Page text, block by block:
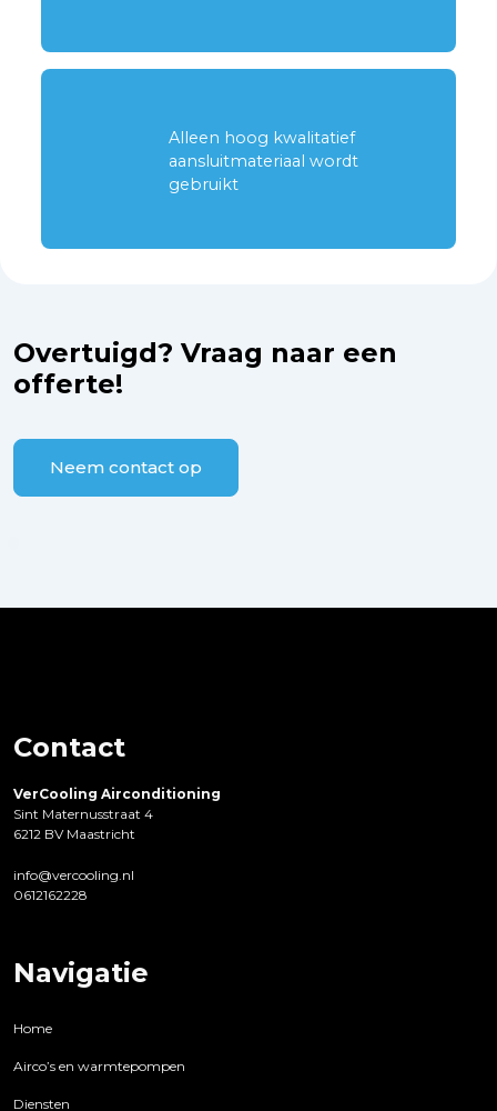
Alleen hoog kwalitatief
aansluitmateriaal wordt
gebruikt
Overtuigd? Vraag naar een
offerte!
Neem contact op
Contact
VerCooling Airconditioning
Sint Maternusstraat 4
6212 BV Maastricht
info@vercooling.nl
0612162228
Navigatie
Home
Airco’s en warmtepompen
Diensten